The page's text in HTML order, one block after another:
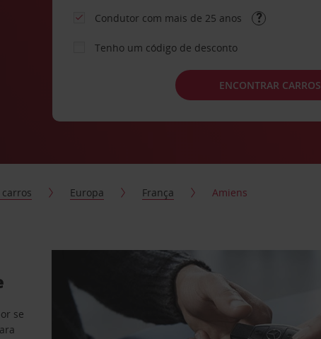
Condutor com mais de 25 anos
Tenho um código de desconto
ENCONTRAR CARROS
Europa França Amiens
se